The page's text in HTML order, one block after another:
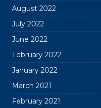
August 2022
July 2022
June 2022
February 2022
January 2022
March 2021
February 2021